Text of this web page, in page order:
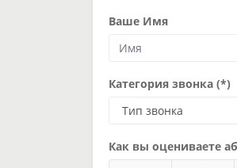
Ваше Имя
Категория звонка (*)
Как вы оцениваете